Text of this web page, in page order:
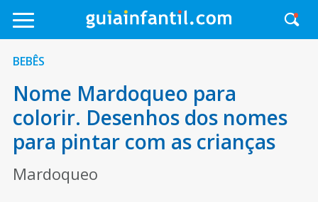
BEBÊS
Nome Mardoqueo para
colorir. Desenhos dos nomes
para pintar com as crianças
Mardoqueo